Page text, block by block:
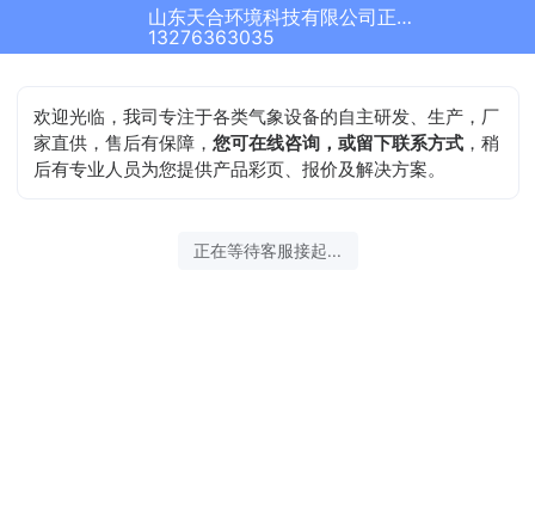
山东天合环境科技有限公司正在为您服务
13276363035
欢迎光临，我司专注于各类气象设备的自主研发、生产，厂
家直供，售后有保障，您可在线咨询，或留下联系方式 ，稍
后有专业人员为您提供产品彩页、报价及解决方案。
正在等待客服接起...